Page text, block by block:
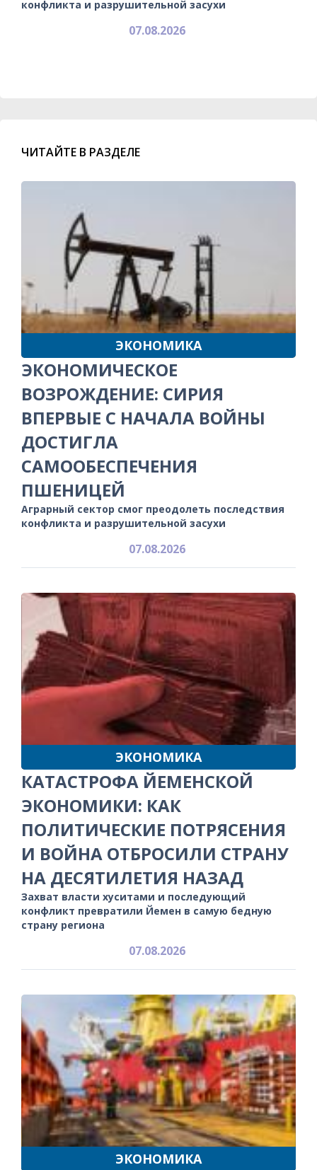
конфликта и разрушительной засухи
07.08.2026
ЧИТАЙТЕ В РАЗДЕЛЕ
ЭКОНОМИКА
ЭКОНОМИЧЕСКОЕ
ВОЗРОЖДЕНИЕ: СИРИЯ
ВПЕРВЫЕ С НАЧАЛА ВОЙНЫ
ДОСТИГЛА
САМООБЕСПЕЧЕНИЯ
ПШЕНИЦЕЙ
Аграрный сектор смог преодолеть последствия
конфликта и разрушительной засухи
07.08.2026
ЭКОНОМИКА
КАТАСТРОФА ЙЕМЕНСКОЙ
ЭКОНОМИКИ: КАК
ПОЛИТИЧЕСКИЕ ПОТРЯСЕНИЯ
И ВОЙНА ОТБРОСИЛИ СТРАНУ
НА ДЕСЯТИЛЕТИЯ НАЗАД
Захват власти хуситами и последующий
конфликт превратили Йемен в самую бедную
страну региона
07.08.2026
ЭКОНОМИКА